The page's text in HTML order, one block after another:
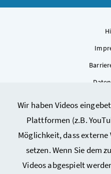
Wir haben Videos
Plattformen (z.B.
Möglichkeit, dass
setzen. Wenn Sie dem
Videos abgespielt
Cookie-